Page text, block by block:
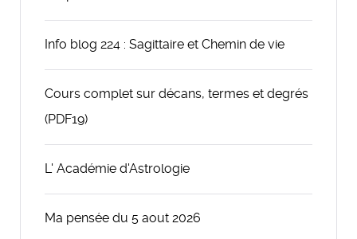
Info blog 224 : Sagittaire et Chemin de vie
Cours complet sur décans, termes et degrés
(PDF19)
L' Académie d'Astrologie
Ma pensée du 5 aout 2026